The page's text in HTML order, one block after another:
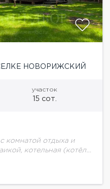
НОВОРИЖСКИЙ
участок
15 сот.
комнатой отдыха и
котельная (котёл
кладовая